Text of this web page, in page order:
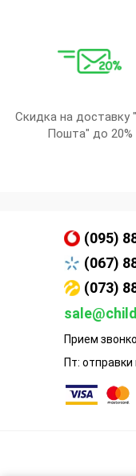
Скидка на доставку
Пошта" до 20%
(095)
(067)
(073)
Прием
Пт: